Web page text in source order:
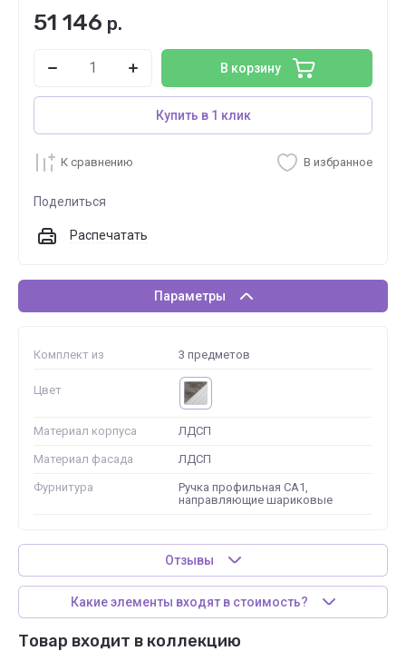
51 146 р.
В корзину
Купить в 1 клик
К сравнению В избранное
Поделиться
Распечатать
Параметры
Комплект из 3 предметов
Цвет
Материал корпуса ЛДСП
Материал фасада ЛДСП
Фурнитура
Ручка профильная СА1,
направляющие шариковые
Отзывы
Какие элементы входят в стоимость?
Товар входит в коллекцию